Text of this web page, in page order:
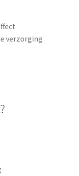
verzorging